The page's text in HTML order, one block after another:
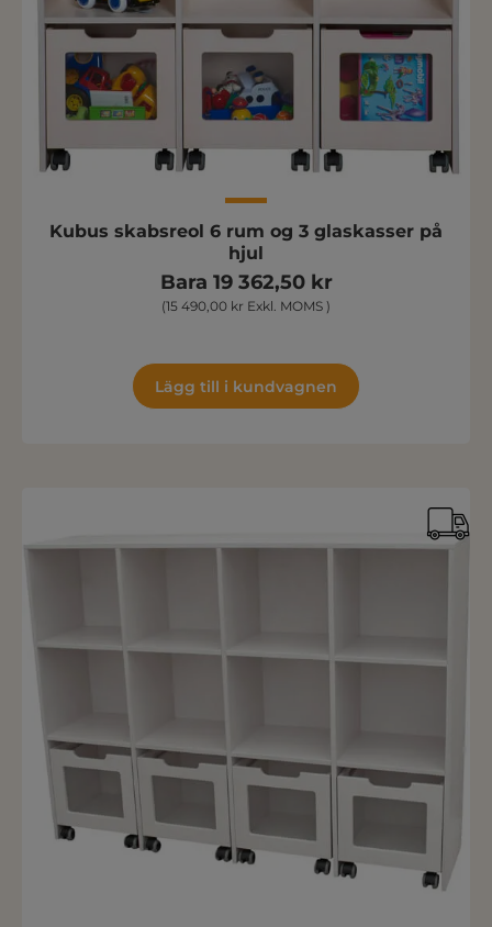
Kubus skabsreol 6 rum og 3 glaskasser på
hjul
Bara 19 362,50 kr
(15 490,00 kr Exkl. MOMS )
Lägg till i kundvagnen